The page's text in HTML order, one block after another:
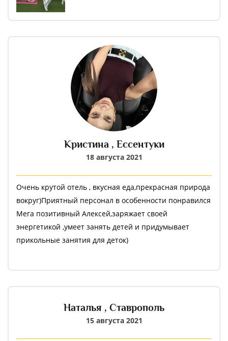
СВАДЬБУ ИМЕННО ЗДЕСЬ !
Кристина , Ессентуки
18 августа 2021
Очень крутой отель , вкусная еда,прекрасная природа
вокруг)Приятный персонал в особенности понравился
Мега позитивный Алексей,заряжает своей
энергетикой ,умеет занять детей и придумывает
прикольные занятия для деток)
Наталья , Ставрополь
15 августа 2021